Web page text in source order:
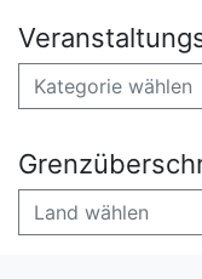
Kategorie wählen
Land wählen